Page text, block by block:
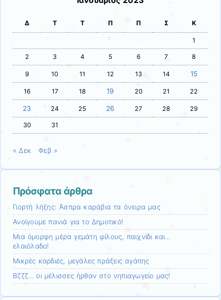
Δ Τ Τ Π Π Σ Κ
1
2 3 4 5 6 7 8
9 10 11 12 13 14 15
16 17 18 19 20 21 22
23 24 25 26 27 28 29
30 31
« Δεκ Φεβ »
Πρόσφατα άρθρα
Γιορτή λήξης: Άσπρα καράβια τα όνειρα μας
Ανοίγουμε πανιά για το Δημοτικό!
Mια όμορφη μέρα γεμάτη φίλους, παιχνίδι και…
ελαιόλαδο!
Μικρές καρδιές, μεγάλες πράξεις αγάπης
Βζζζ… οι μέλισσες ήρθαν στο νηπιαγωγείο μας!